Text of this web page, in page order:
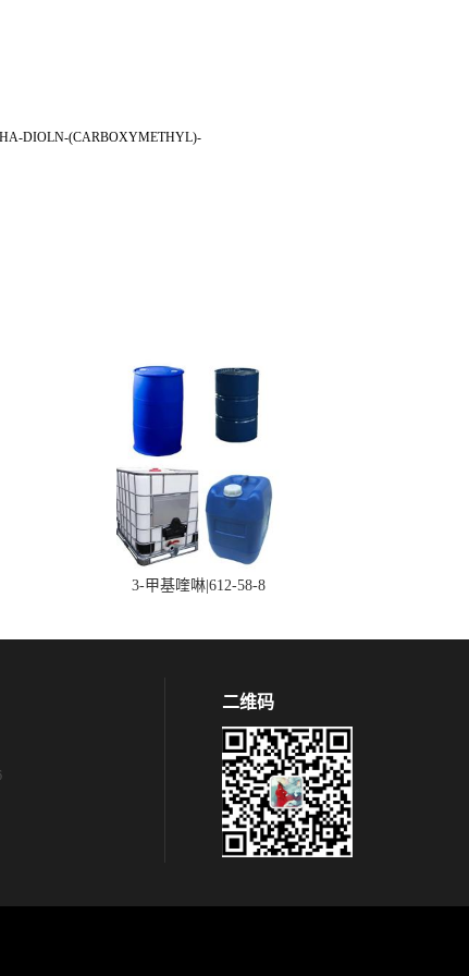
DIOLN-(CARBOXYMETHYL)-
3-甲基喹啉|612-58-8
二维码